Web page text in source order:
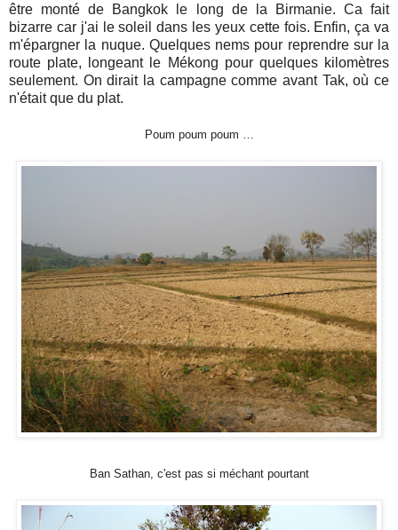
être monté de Bangkok le long de la Birmanie. Ca fait
bizarre car j'ai le soleil dans les yeux cette fois. Enfin, ça va
m'épargner la nuque. Quelques nems pour reprendre sur la
route plate, longeant le Mékong pour quelques kilomètres
seulement. On dirait la campagne comme avant Tak, où ce
n'était que du plat.
Poum poum poum …
Ban Sathan, c'est pas si méchant pourtant